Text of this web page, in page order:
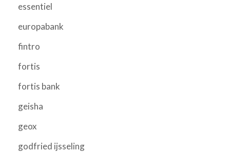
essentiel
europabank
fintro
fortis
fortis bank
geisha
geox
godfried ijsseling